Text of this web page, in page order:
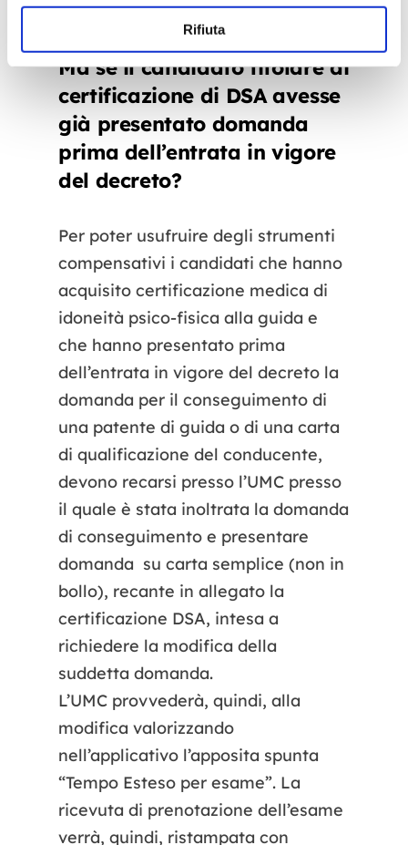
Rifiuta
complessiva dello stesso.
Ma se il candidato titolare di
certificazione di DSA avesse
già presentato domanda
prima dell’entrata in vigore
del decreto?
Per poter usufruire degli strumenti
compensativi i candidati che hanno
acquisito certificazione medica di
idoneità psico-fisica alla guida e
che hanno presentato prima
dell’entrata in vigore del decreto la
domanda per il conseguimento di
una patente di guida o di una carta
di qualificazione del conducente,
devono recarsi presso l’UMC presso
il quale è stata inoltrata la domanda
di conseguimento e presentare
domanda su carta semplice (non in
bollo), recante in allegato la
certificazione DSA, intesa a
richiedere la modifica della
suddetta domanda.
L’UMC provvederà, quindi, alla
modifica valorizzando
nell’applicativo l’apposita spunta
“Tempo Esteso per esame”. La
ricevuta di prenotazione dell’esame
verrà, quindi, ristampata con